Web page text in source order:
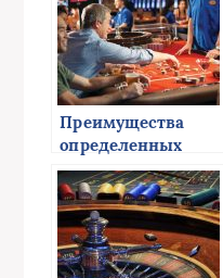
Преимущества
определенных
символов в
игровых автоматах
онлайн